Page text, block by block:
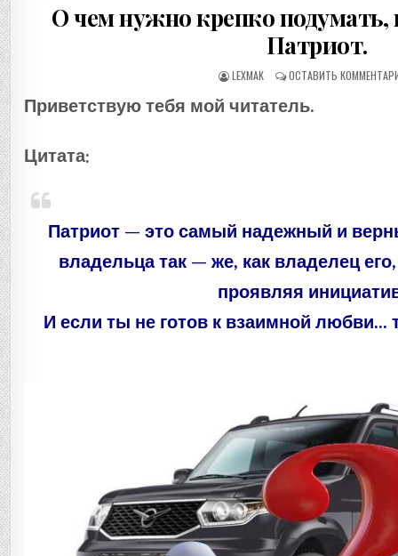
О чем нужно крепко подумать,
Патриот.
LEXMAK ОСТАВИТЬ
Приветствую тебя мой читатель.
Цитата:
Патриот — это самый надежный и
владельца так — же, как владелец
проявляя
И если ты не готов к взаимной любви…